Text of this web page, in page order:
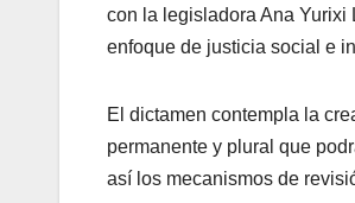
con la legisladora Ana Yurixi
enfoque de justicia social e
El dictamen contempla la
permanente y plural que
así los mecanismos de